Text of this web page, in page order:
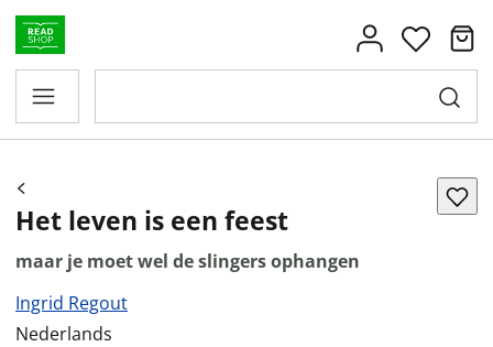
Het leven is een feest
maar je moet wel de slingers ophangen
Ingrid Regout
Nederlands